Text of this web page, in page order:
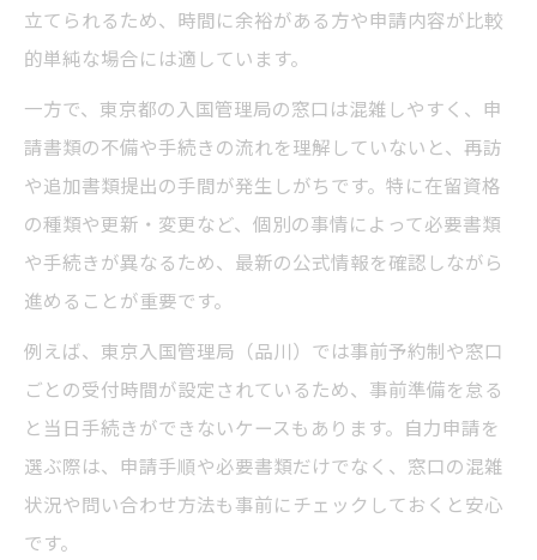
立てられるため、時間に余裕がある方や申請内容が比較
的単純な場合には適しています。
一方で、東京都の入国管理局の窓口は混雑しやすく、申
請書類の不備や手続きの流れを理解していないと、再訪
や追加書類提出の手間が発生しがちです。特に在留資格
の種類や更新・変更など、個別の事情によって必要書類
や手続きが異なるため、最新の公式情報を確認しながら
進めることが重要です。
例えば、東京入国管理局（品川）では事前予約制や窓口
ごとの受付時間が設定されているため、事前準備を怠る
と当日手続きができないケースもあります。自力申請を
選ぶ際は、申請手順や必要書類だけでなく、窓口の混雑
状況や問い合わせ方法も事前にチェックしておくと安心
です。